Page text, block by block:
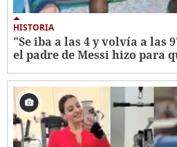
HISTORIA
"Se iba a las 4 y volvía a las
el padre de Messi hizo para